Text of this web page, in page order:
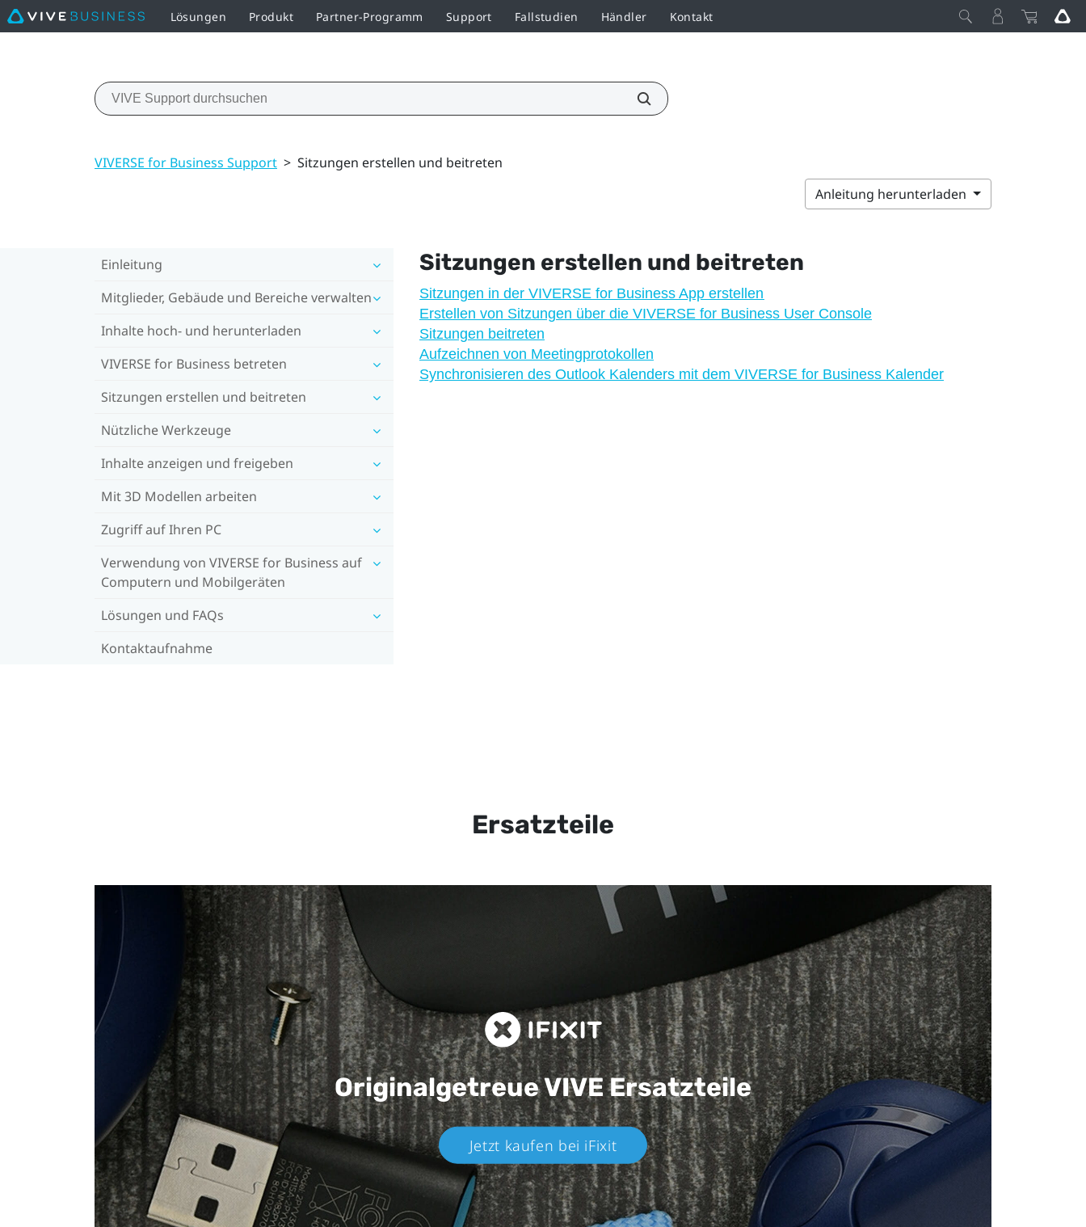
Lösungen Produkt Partner-Programm Support Fallstudien Händler Kontakt
VIVERSE for Business Support > Sitzungen erstellen und beitreten
Anleitung herunterladen
Einleitung
Mitglieder, Gebäude und Bereiche verwalten
Inhalte hoch- und herunterladen
VIVERSE for Business betreten
Sitzungen erstellen und beitreten
Nützliche Werkzeuge
Inhalte anzeigen und freigeben
Mit 3D Modellen arbeiten
Zugriff auf Ihren PC
Verwendung von VIVERSE for Business auf
Computern und Mobilgeräten
Lösungen und FAQs
Kontaktaufnahme
Sitzungen erstellen und beitreten
Sitzungen in der VIVERSE for Business App erstellen
Erstellen von Sitzungen über die VIVERSE for Business User Console
Sitzungen beitreten
Aufzeichnen von Meetingprotokollen
Synchronisieren des Outlook Kalenders mit dem VIVERSE for Business Kalender
Ersatzteile
Originalgetreue VIVEErsatzteile
Jetzt kaufen bei iFixit​